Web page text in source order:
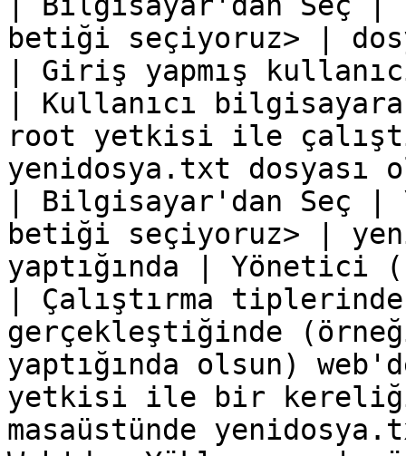
betiği seçiyoruz> |
| Giriş yapmış
| Kullanıcı
root yetkisi ile
yenidosya.txt dosyası
| Bilgisayar'dan Seç |
betiği seçiyoruz> |
yaptığında |
| Çalıştırma
gerçekleştiğinde
yaptığında olsun)
yetkisi ile bir
masaüstünde